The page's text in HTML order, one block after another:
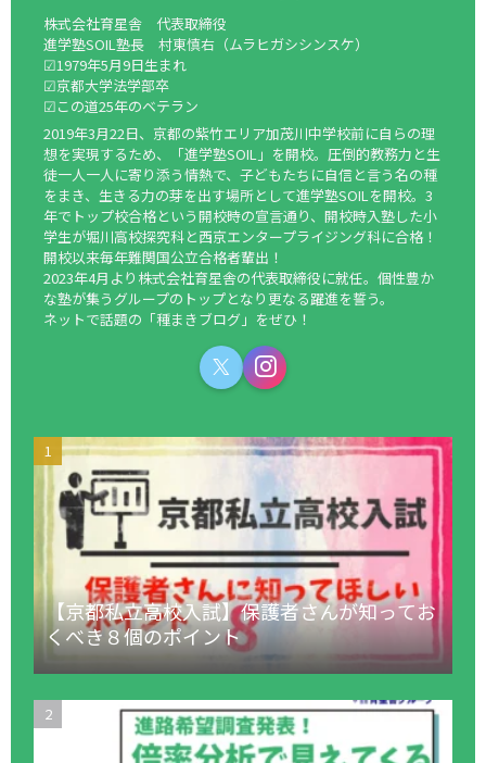
株式会社育星舎 代表取締役
進学塾SOIL塾長 村東慎右（ムラヒガシシンスケ）
☑1979年5月9日生まれ
☑京都大学法学部卒
☑この道25年のベテラン
2019年3月22日、京都の紫竹エリア加茂川中学校前に自らの理
想を実現するため、「進学塾SOIL」を開校。圧倒的教務力と生
徒一人一人に寄り添う情熱で、子どもたちに自信と言う名の種
をまき、生きる力の芽を出す場所として進学塾SOILを開校。3
年でトップ校合格という開校時の宣言通り、開校時入塾した小
学生が堀川高校探究科と西京エンタープライジング科に合格！
開校以来毎年難関国公立合格者輩出！
2023年4月より株式会社育星舎の代表取締役に就任。個性豊か
な塾が集うグループのトップとなり更なる躍進を誓う。
ネットで話題の「種まきブログ」をぜひ！
【京都私立高校入試】保護者さんが知ってお
くべき８個のポイント